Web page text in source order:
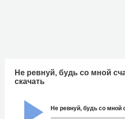
Не ревнуй, будь со мной
скачать
Не ревнуй, будь со мной